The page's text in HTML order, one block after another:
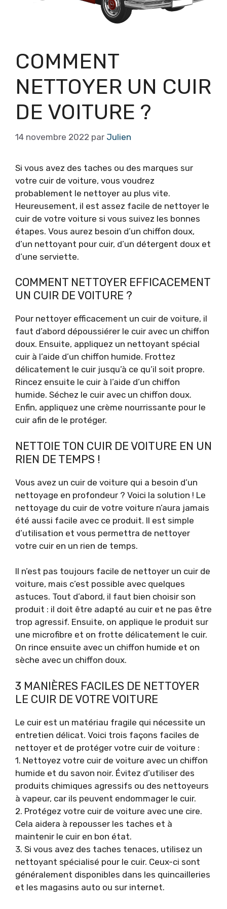
COMMENT
NETTOYER UN CUIR
DE VOITURE ?
14 novembre 2022 par Julien
Si vous avez des taches ou des marques sur
votre cuir de voiture, vous voudrez
probablement le nettoyer au plus vite.
Heureusement, il est assez facile de nettoyer le
cuir de votre voiture si vous suivez les bonnes
étapes. Vous aurez besoin d’un chiffon doux,
d’un nettoyant pour cuir, d’un détergent doux et
d’une serviette.
COMMENT NETTOYER EFFICACEMENT
UN CUIR DE VOITURE ?
Pour nettoyer efficacement un cuir de voiture, il
faut d’abord dépoussiérer le cuir avec un chiffon
doux. Ensuite, appliquez un nettoyant spécial
cuir à l’aide d’un chiffon humide. Frottez
délicatement le cuir jusqu’à ce qu’il soit propre.
Rincez ensuite le cuir à l’aide d’un chiffon
humide. Séchez le cuir avec un chiffon doux.
Enfin, appliquez une crème nourrissante pour le
cuir afin de le protéger.
NETTOIE TON CUIR DE VOITURE EN UN
RIEN DE TEMPS !
Vous avez un cuir de voiture qui a besoin d’un
nettoyage en profondeur ? Voici la solution ! Le
nettoyage du cuir de votre voiture n’aura jamais
été aussi facile avec ce produit. Il est simple
d’utilisation et vous permettra de nettoyer
votre cuir en un rien de temps.
Il n’est pas toujours facile de nettoyer un cuir de
voiture, mais c’est possible avec quelques
astuces. Tout d’abord, il faut bien choisir son
produit : il doit être adapté au cuir et ne pas être
trop agressif. Ensuite, on applique le produit sur
une microfibre et on frotte délicatement le cuir.
On rince ensuite avec un chiffon humide et on
sèche avec un chiffon doux.
3 MANIÈRES FACILES DE NETTOYER
LE CUIR DE VOTRE VOITURE
Le cuir est un matériau fragile qui nécessite un
entretien délicat. Voici trois façons faciles de
nettoyer et de protéger votre cuir de voiture :
1. Nettoyez votre cuir de voiture avec un chiffon
humide et du savon noir. Évitez d’utiliser des
produits chimiques agressifs ou des nettoyeurs
à vapeur, car ils peuvent endommager le cuir.
2. Protégez votre cuir de voiture avec une cire.
Cela aidera à repousser les taches et à
maintenir le cuir en bon état.
3. Si vous avez des taches tenaces, utilisez un
nettoyant spécialisé pour le cuir. Ceux-ci sont
généralement disponibles dans les quincailleries
et les magasins auto ou sur internet.